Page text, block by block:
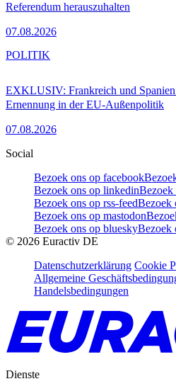
Referendum herauszuhalten
07.08.2026
EXKLUSIV: Frankreich und
Ernennung in der EU-Außenpolitik
07.08.2026
POLITIK
Social
Bezoek ons op facebook
Bezoek ons op linkedinBezoek
Bezoek ons op rss-feedBezoek
Bezoek ons op mastodon
Bezoek ons op blueskyBezoek
© 2026 Euractiv DE
Datenschutzerklärung Cookie
Allgemeine
Handelsbedingungen
Dienste